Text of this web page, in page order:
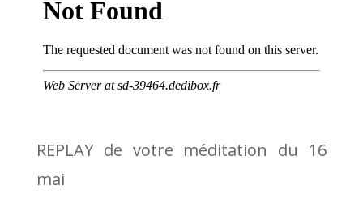
REPLAY de votre méditation du 16
mai